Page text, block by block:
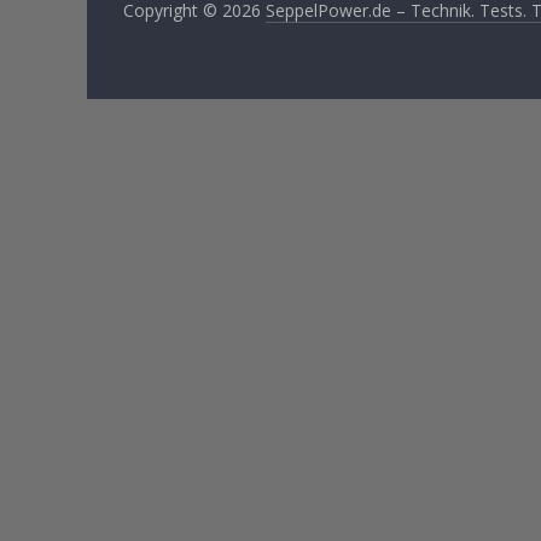
Copyright © 2026 SeppelPower.de – Technik. Tests.